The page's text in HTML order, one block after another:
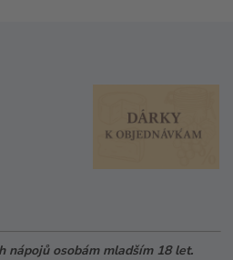
nápojů osobám mladším 18 let.